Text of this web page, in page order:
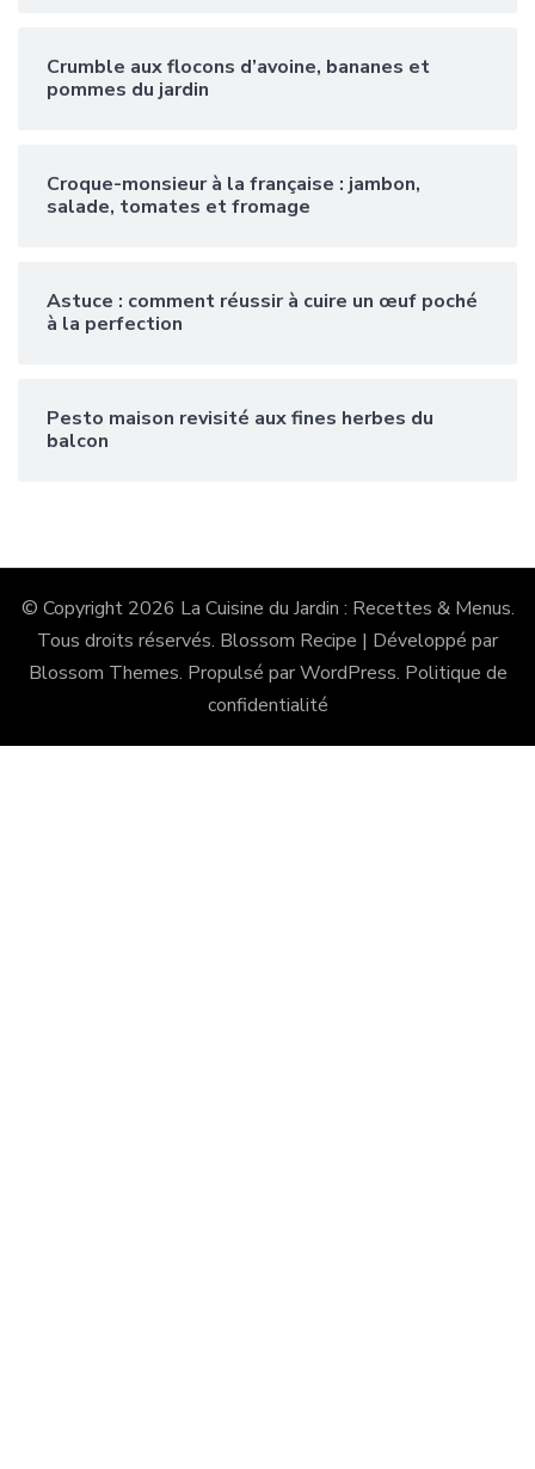
Crumble aux flocons d’avoine, bananes et
pommes du jardin
Croque-monsieur à la française : jambon,
salade, tomates et fromage
Astuce : comment réussir à cuire un œuf poché
à la perfection
Pesto maison revisité aux fines herbes du
balcon
© Copyright 2026 La Cuisine du Jardin : Recettes & Menus.
Tous droits réservés. Blossom Recipe | Développé par
Blossom Themes. Propulsé parWordPress. Politique de
confidentialité